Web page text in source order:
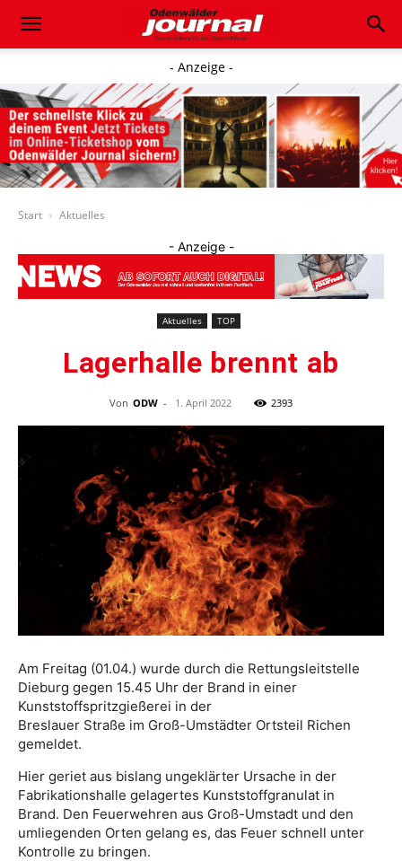
- Anzeige -
Start Aktuelles
- Anzeige -
Aktuelles TOP
Lagerhalle brennt ab
Von ODW - 1. April 2022 2393
Am Freitag (01.04.) wurde durch die Rettungsleitstelle
Dieburg gegen 15.45 Uhr der Brand in einer
Kunststoffspritzgießerei in der
Breslauer Straße im Groß-Umstädter Ortsteil Richen
gemeldet.
Hier geriet aus bislang ungeklärter Ursache in der
Fabrikationshalle gelagertes Kunststoffgranulat in
Brand. Den Feuerwehren aus Groß-Umstadt und den
umliegenden Orten gelang es, das Feuer schnell unter
Kontrolle zu bringen.